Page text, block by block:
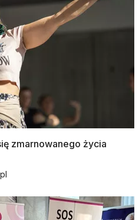
zmarnowanego życia